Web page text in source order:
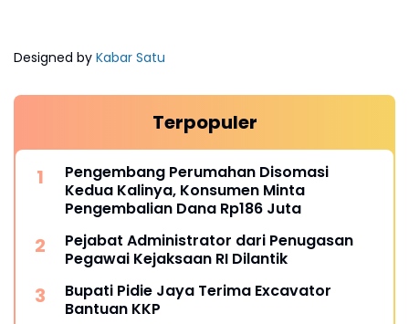
Designed by Kabar Satu
Terpopuler
Pengembang Perumahan Disomasi
Kedua Kalinya, Konsumen Minta
Pengembalian Dana Rp186 Juta
Pejabat Administrator dari Penugasan
Pegawai Kejaksaan RI Dilantik
Bupati Pidie Jaya Terima Excavator
Bantuan KKP